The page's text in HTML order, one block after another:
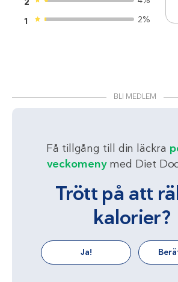
1
2%
BLI MEDLEM
Få tillgång till din läckra
veckomenymed Diet
Trött på att
kalorier?
Ja!